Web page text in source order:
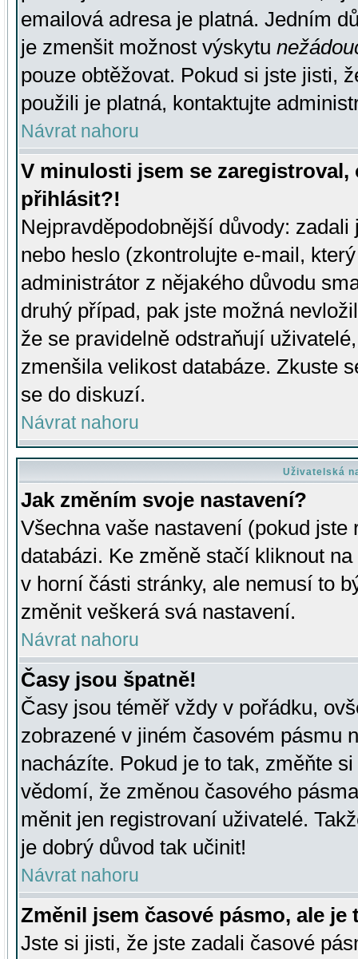
emailová adresa je platná. Jedním
je zmenšit možnost výskytu
pouze obtěžovat. Pokud si jste jisti,
použili je platná, kontaktujte
Návrat nahoru
V minulosti jsem se
přihlásit?!
Nejpravděpodobnější důvody:
nebo heslo (zkontrolujte e-mail,
administrátor z nějakého důvodu
druhý případ, pak jste možná
že se pravidelně odstraňují
zmenšila velikost databáze. Zkuste
se do diskuzí.
Návrat nahoru
Uživatelská
Jak změním svoje nastavení?
Všechna vaše nastavení (pokud
databázi. Ke změně stačí kliknout
v horní části stránky, ale nemusí to
změnit veškerá svá nastavení.
Návrat nahoru
Časy jsou špatně!
Časy jsou téměř vždy v pořádku,
zobrazené v jiném časovém pásmu
nacházíte. Pokud je to tak, změňte
vědomí, že změnou časového
měnit jen registrovaní uživatelé.
je dobrý důvod tak učinit!
Návrat nahoru
Změnil jsem časové pásmo, ale je
Jste si jisti, že jste zadali časové